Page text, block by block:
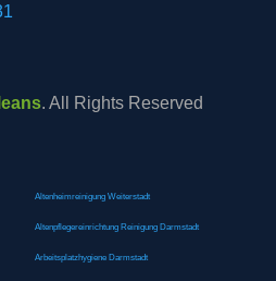
. All Rights Reserved
Altenheimreinigung Weiterstadt
Altenpflegereinrichtung Reinigung Darmstadt
Arbeitsplatzhygiene Darmstadt